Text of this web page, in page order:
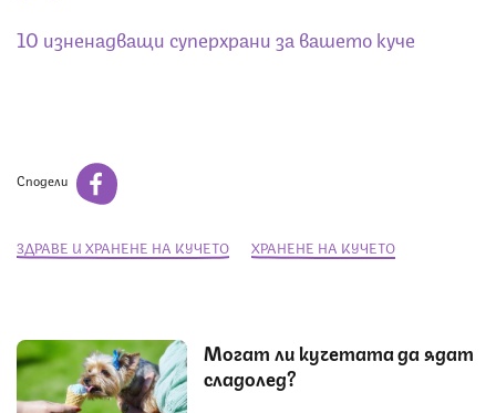
10 изненадващи суперхрани за вашето куче
Сподели
ЗДРАВЕ И ХРАНЕНЕ НА КУЧЕТО ХРАНЕНЕ НА КУЧЕТО
Могат ли кучетата да ядат
сладолед?